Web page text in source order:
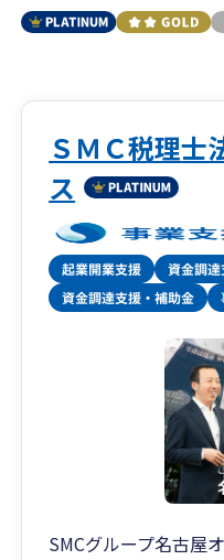
ＳＭＣ税理士
ス
SMCグループ名古屋